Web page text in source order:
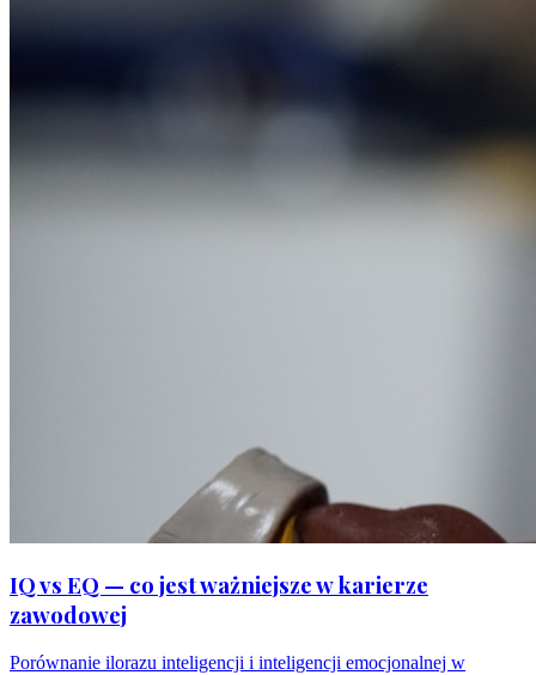
IQ vs EQ — co jest ważniejsze w karierze
zawodowej
Porównanie ilorazu inteligencji i inteligencji emocjonalnej w